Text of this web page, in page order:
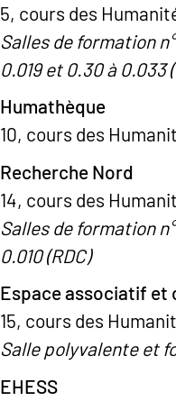
5, cours des
Salles de formation
0.019 et 0.30 à 0.033
Humathèque
10, cours des
Recherche Nord
14, cours des
Salles de formation
0.010 (RDC)
Espace associatif et
15, cours des
Salle polyvalente et
EHESS